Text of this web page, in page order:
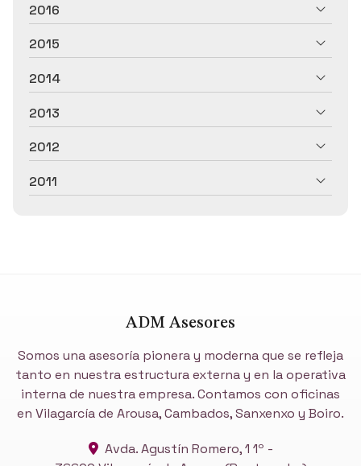
2016
2015
2014
2013
2012
2011
ADM Asesores
Somos una asesoría pionera y moderna que se refleja
tanto en nuestra estructura externa y en la operativa
interna de nuestra empresa. Contamos con oficinas
en Vilagarcía de Arousa, Cambados, Sanxenxo y Boiro.
Avda. Agustín Romero, 1 1º -